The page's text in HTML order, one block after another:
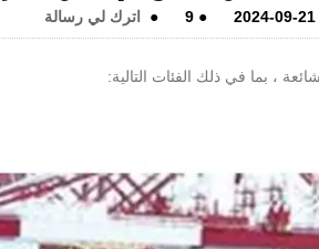
2024-09-21
●
9
● اترك لي رسالة
، بما في ذلك الفئات التالية: